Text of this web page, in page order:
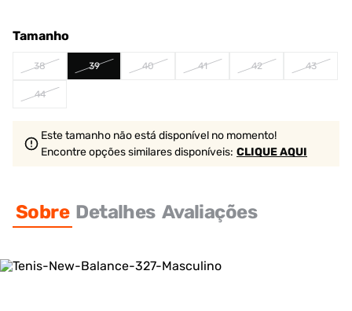
Tamanho
38 39 40 41 42 43
44
Este tamanho não está disponível no momento!
Encontre opções similaresdisponíveis: CLIQUE AQUI
Sobre Detalhes Avaliações